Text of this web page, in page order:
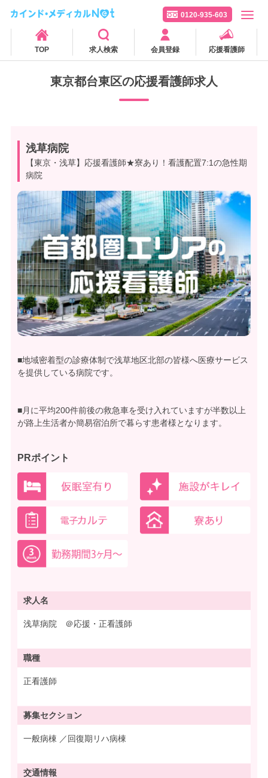
0120-935-603
TOP 求人検索 会員登録 応援看護師
東京都台東区の応援看護師求人
浅草病院
【東京・浅草】応援看護師★寮あり！看護配置7:1の急性期
病院
■地域密着型の診療体制で浅草地区北部の皆様へ医療サービス
を提供している病院です。
■月に平均200件前後の救急車を受け入れていますが半数以上
が路上生活者か簡易宿泊所で暮らす患者様となります。
PRポイント
求人名
浅草病院 ＠応援・正看護師
職種
正看護師
募集セクション
一般病棟 ／回復期リハ病棟
交通情報